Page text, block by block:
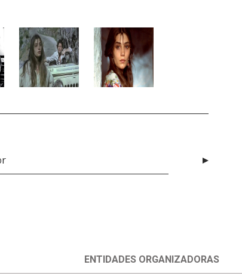
ENTIDADES ORGANIZADORAS